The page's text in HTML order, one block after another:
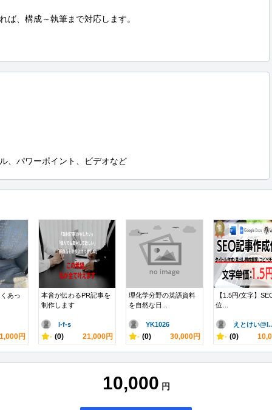
ば、構成～執筆まで対応します。
、パワーポイント、ビデオなど
あっ
1,000円
本音が伝わるPR記事を
制作します
l-f-s
- (0) 21,000円
理化学分野の英語資料
を自然な日...
YK1026
- (0) 30,000円
【1.5円/文字】
位...
えとけい@I..
- (0)
10,000 円